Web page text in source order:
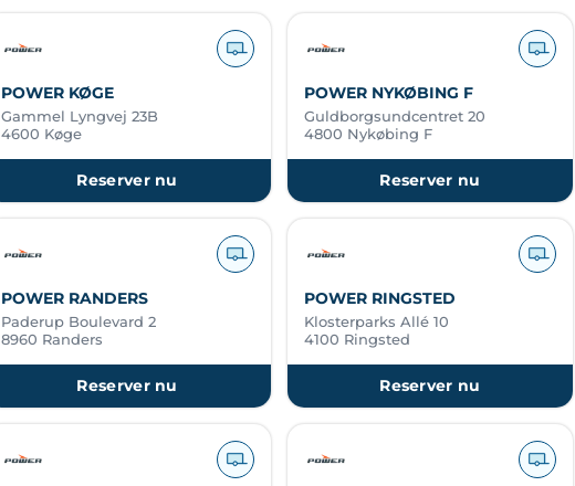
POWER KØGE
Gammel Lyngvej 23B
4600 Køge
Reserver nu
POWER NYKØBING F
Guldborgsundcentret 20
4800 Nykøbing F
Reserver nu
POWER RANDERS
Paderup Boulevard 2
8960 Randers
Reserver nu
POWER RINGSTED
Klosterparks Allé 10
4100 Ringsted
Reserver nu